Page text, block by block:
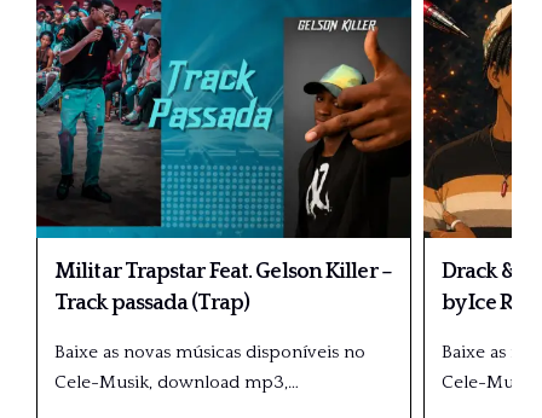
Militar Trapstar Feat. Gelson Killer –
Track passada (Trap)
Baixe as novas músicas disponíveis no
Cele-Musik, download mp3,…
Drack &
by Ice
Baixe as
Cele-